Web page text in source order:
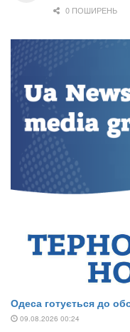
0 ПОШИРЕНЬ